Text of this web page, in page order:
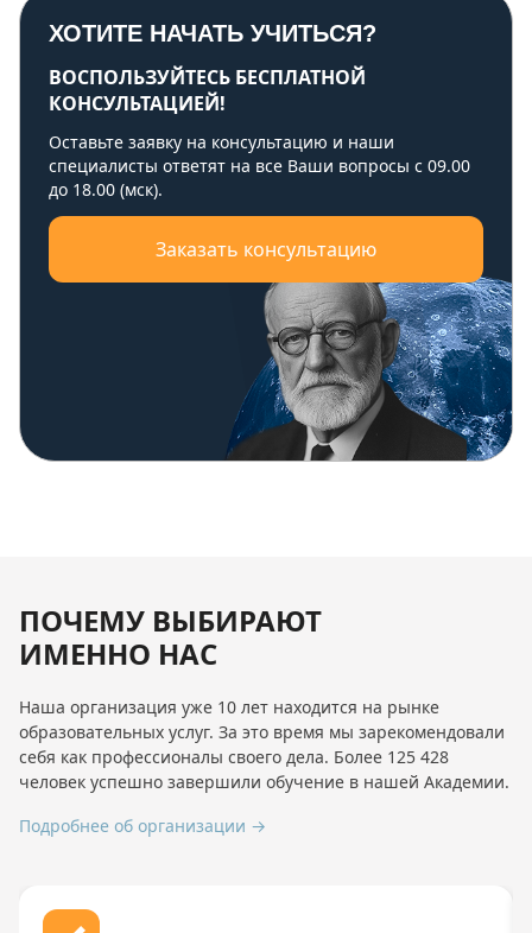
ХОТИТЕ НАЧАТЬ УЧИТЬСЯ?
ВОСПОЛЬЗУЙТЕСЬ БЕСПЛАТНОЙ
КОНСУЛЬТАЦИЕЙ!
Оставьте заявку на консультацию и наши
специалисты ответят на все Ваши вопросы с 09.00
до 18.00 (мск).
Заказать консультацию
ПОЧЕМУ ВЫБИРАЮТ
ИМЕННО НАС
Наша организация уже 10 лет находится на рынке
образовательных услуг. За это время мы зарекомендовали
себя как профессионалы своего дела. Более 125 428
человек успешно завершили обучение в нашей Академии.
Подробнее об организации →